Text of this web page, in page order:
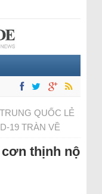
TRUNG QUỐC LẺ
19 TRÀN VỀ
thịnh nộ